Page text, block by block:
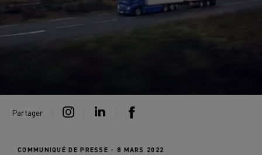
Partager
COMMUNIQUÉ DE PRESSE - 8 MARS 2022